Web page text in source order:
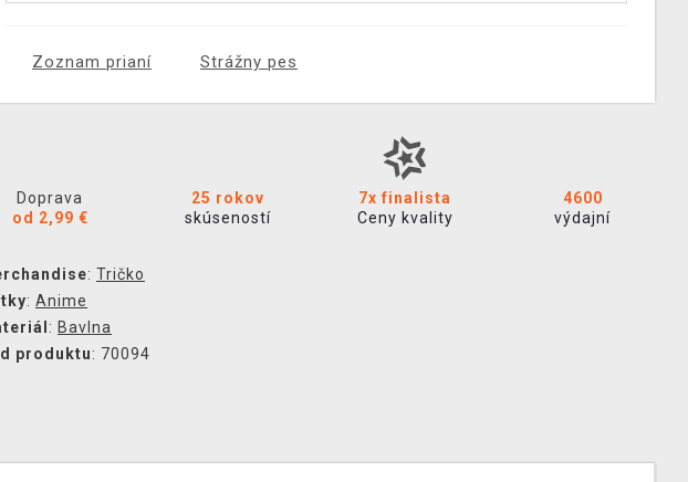
Zoznam prianí Strážny pes
Doprava
od 2,99 €
25 rokov
skúseností
7x finalista
Ceny kvality
4600
výdajní
: Tričko
: Anime
: Bavlna
produktu: 70094